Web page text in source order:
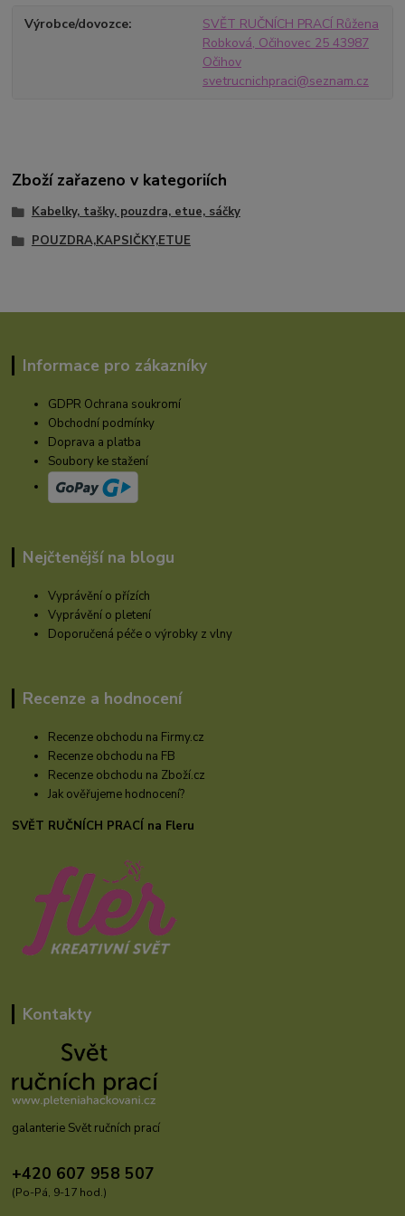
Výrobce/dovozce
SVĚT RUČNÍCH PRACÍ Růžena
Robková, Očihovec 25 43987
Očihov
svetrucnichpraci@seznam.cz
Zboží zařazeno v kategoriích
Kabelky, tašky, pouzdra, etue, sáčky
POUZDRA,KAPSIČKY,ETUE
Informace pro zákazníky
GDPR Ochrana soukromí
Obchodní podmínky
Doprava a platba
Soubory ke stažení
Nejčtenější na blogu
Vyprávění o přízích
Vyprávění o pletení
Doporučená péče o výrobky z vlny
Recenze a hodnocení
Recenze obchodu na Firmy.cz
Recenze obchodu na FB
Recenze obchodu na Zboží.cz
Jak ověřujeme hodnocení?
SVĚT RUČNÍCH PRACÍ na Fleru
Kontakty
galanterie Svět ručních prací
+420 607 958 507
(Po-Pá, 9-17 hod.)